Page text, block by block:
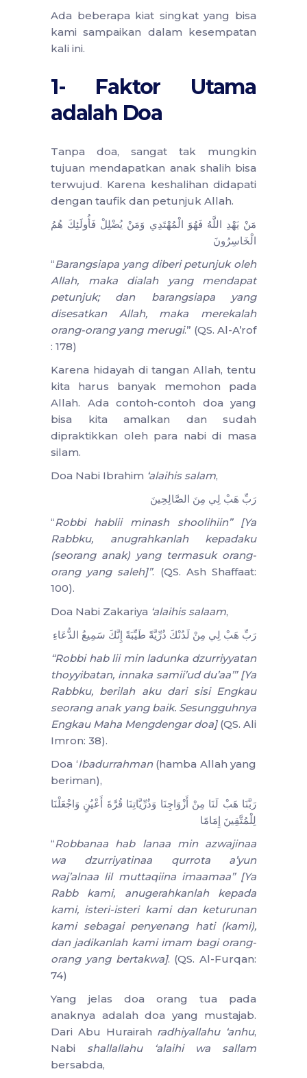
Ada beberapa kiat singkat yang bisa
kami sampaikan dalam kesempatan
kali ini.
1- Faktor Utama
adalah Doa
Tanpa doa, sangat tak mungkin
tujuan mendapatkan anak shalih bisa
terwujud. Karena keshalihan didapati
dengan taufik dan petunjuk Allah.
مَنْ يَهْدِ اللَّهُ فَهُوَ الْمُهْتَدِي وَمَنْ يُضْلِلْ فَأُولَئِكَ هُمُ
الْخَاسِرُونَ
“Barangsiapa yang diberi petunjuk oleh
Allah, maka dialah yang mendapat
petunjuk; dan barangsiapa yang
disesatkan Allah, maka merekalah
orang-orang yang merugi.” (QS. Al-A’rof
: 178)
Karena hidayah di tangan Allah, tentu
kita harus banyak memohon pada
Allah. Ada contoh-contoh doa yang
bisa kita amalkan dan sudah
dipraktikkan oleh para nabi di masa
silam.
Doa Nabi Ibrahim ‘alaihis salam,
رَبِّ هَبْ لِي مِنَ الصَّالِحِينَ
“Robbi hablii minash shoolihiin” [Ya
Rabbku, anugrahkanlah kepadaku
(seorang anak) yang termasuk orang-
orang yang saleh]”. (QS. Ash Shaffaat:
100).
Doa Nabi Zakariya ‘alaihis salaam,
رَبِّ هَبْ لِي مِنْ لَدُنْكَ ذُرِّيَّةً طَيِّبَةً إِنَّكَ سَمِيعُ الدُّعَاءِ
“Robbi hab lii min ladunka dzurriyyatan
thoyyibatan, innaka samii’ud du’aa’” [Ya
Rabbku, berilah aku dari sisi Engkau
seorang anak yang baik. Sesungguhnya
Engkau Maha Mengdengar doa](QS. Ali
Imron: 38).
Doa ‘Ibadurrahman(hamba Allah yang
beriman),
رَبَّنَا هَبْ لَنَا مِنْ أَزْوَاجِنَا وَذُرِّيَّاتِنَا قُرَّةَ أَعْيُنٍ وَاجْعَلْنَا
لِلْمُتَّقِينَ إِمَامًا
“Robbanaa hab lanaa min azwajinaa
wa dzurriyatinaa qurrota a’yun
waj’alnaa lil muttaqiina imaamaa” [Ya
Rabb kami, anugerahkanlah kepada
kami, isteri-isteri kami dan keturunan
kami sebagai penyenang hati (kami),
dan jadikanlah kami imam bagi orang-
orang yang bertakwa]. (QS. Al-Furqan:
74)
Yang jelas doa orang tua pada
anaknya adalah doa yang mustajab.
Dari Abu Hurairah radhiyallahu ‘anhu,
Nabi shallallahu ‘alaihi wa sallam
bersabda,